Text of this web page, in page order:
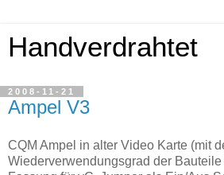
Handverdrahtet
2008-11-21
Ampel V3
CQM Ampel in alter Video Karte (mit
Wiederverwendungsgrad der Bauteile